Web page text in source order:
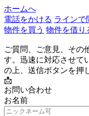
ホームへ
電話をかける ラインで
物件を買う 物件を借り
ご質問、ご意見、その
す。迅速に対応させて
の上、送信ボタンを押
📩
お問い合わせ
お名前